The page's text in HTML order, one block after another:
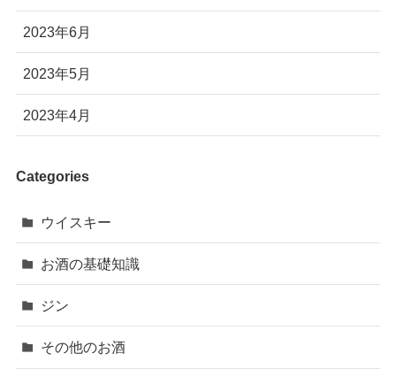
2023年6月
2023年5月
2023年4月
Categories
ウイスキー
お酒の基礎知識
ジン
その他のお酒